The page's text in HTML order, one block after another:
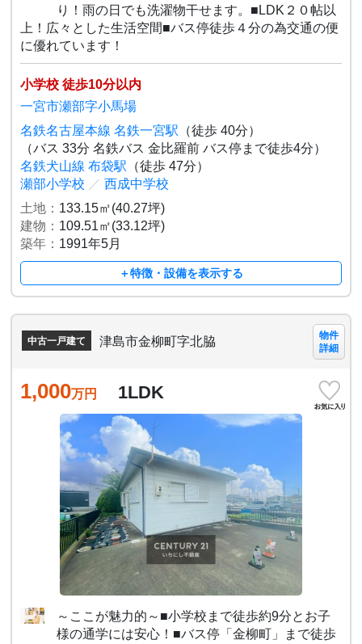
り！雨の日でも洗濯物干せます。■LDK２０帖以
上！広々とした生活空間■バス停徒歩４分の為交通の便
に優れています！
小学校 徒歩10分以内
一宮市瀬部字小馬場
名鉄名古屋本線 名鉄一宮駅 （徒歩 40分）
（バス 33分 名鉄バス 金比羅前 バス停まで徒歩4分）
名鉄犬山線 布袋駅 （徒歩 47分）
瀬部小学校 ／ 西成中学校
土地： 133.15㎡(40.27坪)
建物： 109.51㎡(33.12坪)
築年： 1991年5月
＋特徴・設備を表示する
中古一戸建て 津島市金柳町字北脇
物件
詳細
1,000万円 1LDK
～ここが魅力的～■小学校まで徒歩約9分とお子
様の通学には安心！■バス停「金柳町」まで徒歩